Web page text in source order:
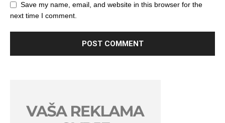
Save my name, email, and website in this browser for the
next time I comment.